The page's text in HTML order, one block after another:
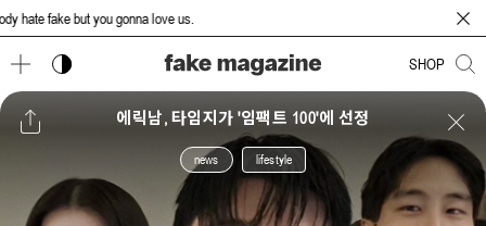
fake but you gonna love us.
다크 모드 토글 SHOP
에릭남, 타임지가 '임팩트 100'에 선정
news lifestyle